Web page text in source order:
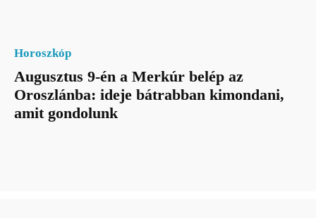
Horoszkóp
Augusztus 9-én a Merkúr belép az
Oroszlánba: ideje bátrabban kimondani,
amit gondolunk